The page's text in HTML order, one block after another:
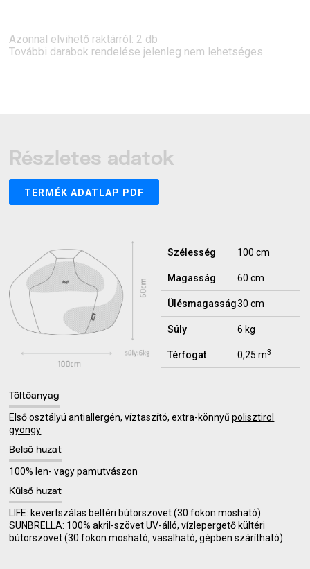
Azonnal elvihető raktárról: 2 db
További darabok rendelése jelenleg nem lehetséges.
Részletes adatok
TERMÉK ADATLAP PDF
Szélesség 100 cm
Magasság 60 cm
Ülésmagasság30 cm
Súly 6 kg
Térfogat 0,25 m3
Töltőanyag
Első osztályú antiallergén, víztaszító, extra-könnyűpolisztirol
gyöngy
Belső huzat
100% len- vagy pamutvászon
Külső huzat
LIFE: kevertszálas beltéri bútorszövet (30 fokon mosható)
SUNBRELLA: 100% akril-szövet UV-álló, vízlepergető kültéri
bútorszövet (30 fokon mosható, vasalható, gépben szárítható)